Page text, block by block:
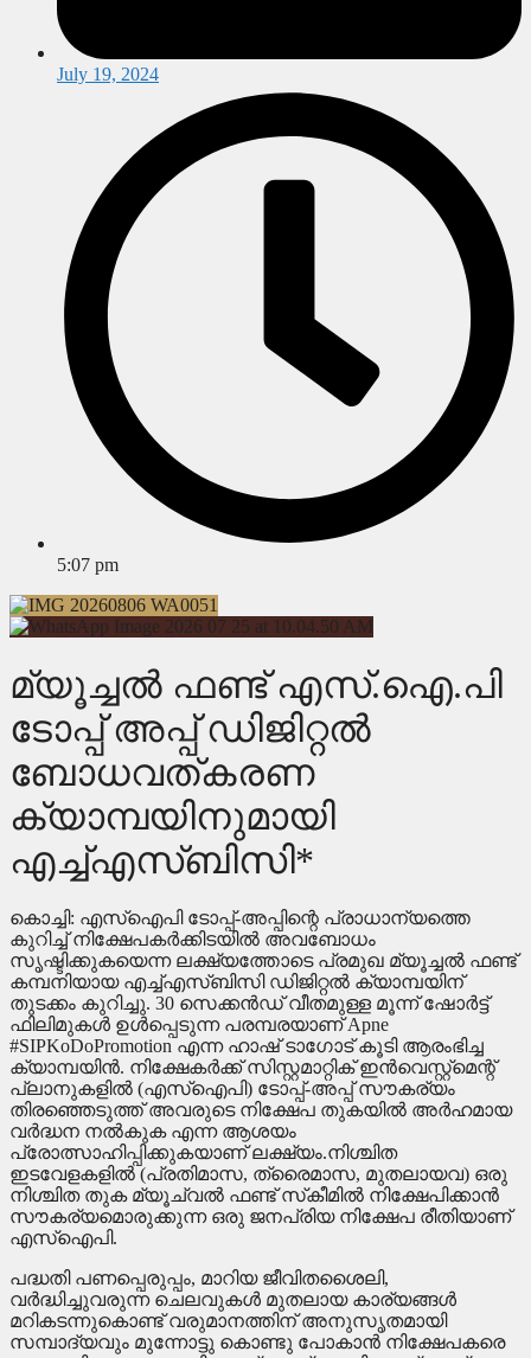
July 19, 2024
5:07 pm
മ്യൂച്ചല്‍ ഫണ്ട് എസ്.ഐ.പി
ടോപ്പ് അപ്പ് ഡിജിറ്റല്‍
ബോധവത്കരണ
ക്യാമ്പയിനുമായി
എച്ച്എസ്ബിസി*
കൊച്ചി: എസ്‌ഐപി ടോപ്പ്-അപ്പിന്റെ പ്രാധാന്യത്തെ
കുറിച്ച് നിക്ഷേപകര്‍ക്കിടയില്‍ അവബോധം
സൃഷ്ടിക്കുകയെന്ന ലക്ഷ്യത്തോടെ പ്രമുഖ മ്യൂച്ചല്‍ ഫണ്ട്
കമ്പനിയായ എച്ച്എസ്ബിസി ഡിജിറ്റല്‍ ക്യാമ്പയിന്
തുടക്കം കുറിച്ചു. 30 സെക്കന്‍ഡ് വീതമുള്ള മൂന്ന് ഷോര്‍ട്ട്
ഫിലിമുകള്‍ ഉള്‍പ്പെടുന്ന പരമ്പരയാണ് Apne
#SIPKoDoPromotion എന്ന ഹാഷ് ടാഗോട് കൂടി ആരംഭിച്ച
ക്യാമ്പയിന്‍. നിക്ഷേകര്‍ക്ക് സിസ്റ്റമാറ്റിക് ഇന്‍വെസ്റ്റ്‌മെന്റ്
പ്ലാനുകളില്‍ (എസ്‌ഐപി) ടോപ്പ്-അപ്പ് സൗകര്യം
തിരഞ്ഞെടുത്ത് അവരുടെ നിക്ഷേപ തുകയില്‍ അര്‍ഹമായ
വര്‍ദ്ധന നല്‍കുക എന്ന ആശയം
പ്രോത്സാഹിപ്പിക്കുകയാണ് ലക്ഷ്യം.നിശ്ചിത
ഇടവേളകളില്‍ (പ്രതിമാസ, ത്രൈമാസ, മുതലായവ) ഒരു
നിശ്ചിത തുക മ്യൂച്വല്‍ ഫണ്ട് സ്‌കീമില്‍ നിക്ഷേപിക്കാന്‍
സൗകര്യമൊരുക്കുന്ന ഒരു ജനപ്രിയ നിക്ഷേപ രീതിയാണ്
എസ്‌ഐപി.
പദ്ധതി പണപ്പെരുപ്പം, മാറിയ ജീവിതശൈലി,
വര്‍ദ്ധിച്ചുവരുന്ന ചെലവുകള്‍ മുതലായ കാര്യങ്ങള്‍
മറികടന്നുകൊണ്ട് വരുമാനത്തിന് അനുസൃതമായി
സമ്പാദ്യവും മുന്നോട്ടു കൊണ്ടു പോകാന്‍ നിക്ഷേപകരെ